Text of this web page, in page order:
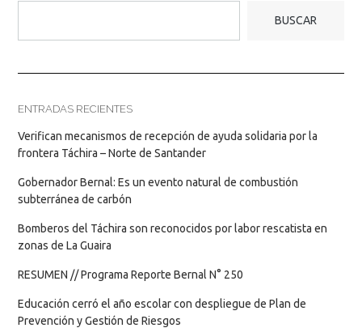
BUSCAR
ENTRADAS RECIENTES
Verifican mecanismos de recepción de ayuda solidaria por la
frontera Táchira – Norte de Santander
Gobernador Bernal: Es un evento natural de combustión
subterránea de carbón
Bomberos del Táchira son reconocidos por labor rescatista en
zonas de La Guaira
RESUMEN // Programa Reporte Bernal N° 250
Educación cerró el año escolar con despliegue de Plan de
Prevención y Gestión de Riesgos